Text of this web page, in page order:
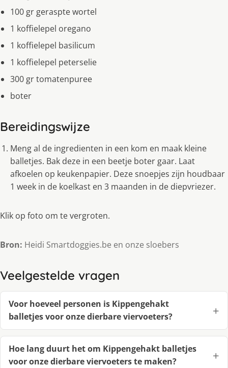
100 gr geraspte wortel
1 koffielepel oregano
1 koffielepel basilicum
1 koffielepel peterselie
300 gr tomatenpuree
boter
Bereidingswijze
Meng al de ingredienten in een kom en maak kleine
balletjes. Bak deze in een beetje boter gaar. Laat
afkoelen op keukenpapier. Deze snoepjes zijn houdbaar
1 week in de koelkast en 3 maanden in de diepvriezer.
Klik op foto om te vergroten.
Bron: Heidi Smartdoggies.be en onze sloebers
Veelgestelde vragen
Voor hoeveel personen is Kippengehakt
balletjes voor onze dierbare viervoeters?
Hoe lang duurt het om Kippengehakt balletjes
voor onze dierbare viervoeters te maken?